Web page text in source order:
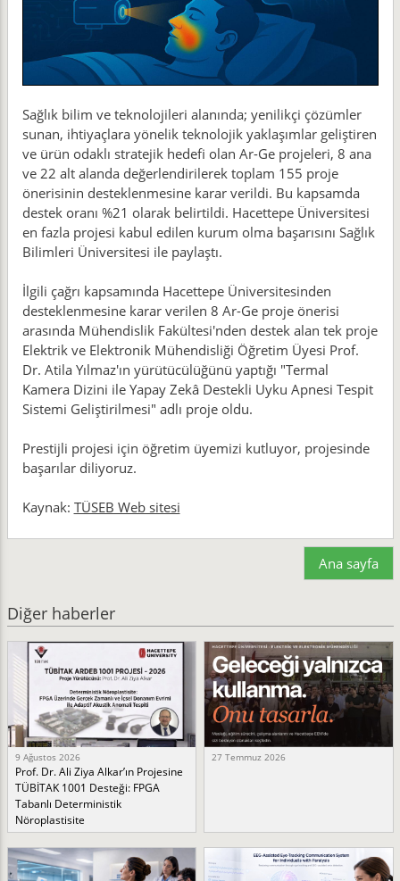
Sağlık bilim ve teknolojileri alanında; yenilikçi çözümler
sunan, ihtiyaçlara yönelik teknolojik yaklaşımlar geliştiren
ve ürün odaklı stratejik hedefi olan Ar-Ge projeleri, 8 ana
ve 22 alt alanda değerlendirilerek toplam 155 proje
önerisinin desteklenmesine karar verildi. Bu kapsamda
destek oranı %21 olarak belirtildi. Hacettepe Üniversitesi
en fazla projesi kabul edilen kurum olma başarısını Sağlık
Bilimleri Üniversitesi ile paylaştı.
İlgili çağrı kapsamında Hacettepe Üniversitesinden
desteklenmesine karar verilen 8 Ar-Ge proje önerisi
arasında Mühendislik Fakültesi'nden destek alan tek proje
Elektrik ve Elektronik Mühendisliği Öğretim Üyesi Prof.
Dr. Atila Yılmaz'ın yürütücülüğünü yaptığı "Termal
Kamera Dizini ile Yapay Zekâ Destekli Uyku Apnesi Tespit
Sistemi Geliştirilmesi" adlı proje oldu.
Prestijli projesi için öğretim üyemizi kutluyor, projesinde
başarılar diliyoruz.
Kaynak: TÜSEB Web sitesi
Ana sayfa
Diğer haberler
9 Ağustos 2026
Prof. Dr. Ali Ziya Alkar’ın Projesine
TÜBİTAK 1001 Desteği: FPGA
Tabanlı Deterministik
Nöroplastisite
27 Temmuz 2026